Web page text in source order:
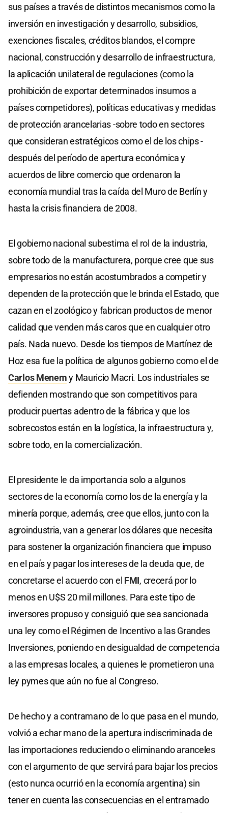
sus países a través de distintos mecanismos como la
inversión en investigación y desarrollo, subsidios,
exenciones fiscales, créditos blandos, el compre
nacional, construcción y desarrollo de infraestructura,
la aplicación unilateral de regulaciones (como la
prohibición de exportar determinados insumos a
países competidores), políticas educativas y medidas
de protección arancelarias -sobre todo en sectores
que consideran estratégicos como el de los chips -
después del período de apertura económica y
acuerdos de libre comercio que ordenaron la
economía mundial tras la caída del Muro de Berlín y
hasta la crisis financiera de 2008.
El gobierno nacional subestima el rol de la industria,
sobre todo de la manufacturera, porque cree que sus
empresarios no están acostumbrados a competir y
dependen de la protección que le brinda el Estado, que
cazan en el zoológico y fabrican productos de menor
calidad que venden más caros que en cualquier otro
país. Nada nuevo. Desde los tiempos de Martínez de
Hoz esa fue la política de algunos gobierno como el de
Carlos Menemy Mauricio Macri. Los industriales se
defienden mostrando que son competitivos para
producir puertas adentro de la fábrica y que los
sobrecostos están en la logística, la infraestructura y,
sobre todo, en la comercialización.
El presidente le da importancia solo a algunos
sectores de la economía como los de la energía y la
minería porque, además, cree que ellos, junto con la
agroindustria, van a generar los dólares que necesita
para sostener la organización financiera que impuso
en el país y pagar los intereses de la deuda que, de
concretarse el acuerdo con el FMI, crecerá por lo
menos en U$S 20 mil millones. Para este tipo de
inversores propuso y consiguió que sea sancionada
una ley como el Régimen de Incentivo a las Grandes
Inversiones, poniendo en desigualdad de competencia
a las empresas locales, a quienes le prometieron una
ley pymes que aún no fue al Congreso.
De hecho y a contramano de lo que pasa en el mundo,
volvió a echar mano de la apertura indiscriminada de
las importaciones reduciendo o eliminando aranceles
con el argumento de que servirá para bajar los precios
(esto nunca ocurrió en la economía argentina) sin
tener en cuenta las consecuencias en el entramado